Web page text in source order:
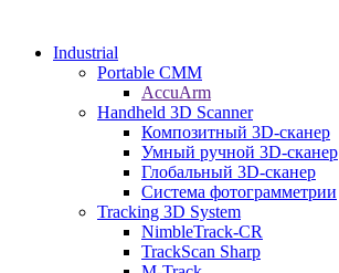
Industrial
Portable CMM
AccuArm
Handheld 3D Scanner
Композитный 3D-сканер
Умный ручной 3D-сканер
Глобальный 3D-сканер
Система фотограмметрии
Tracking 3D System
NimbleTrack-CR
TrackScan Sharp